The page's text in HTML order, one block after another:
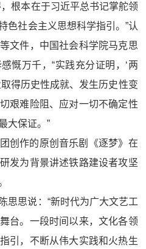
根本在于习近平总书记掌舵领
色社会主义思想科学指引。”认
文件，中国社会科学院马克思
慨万千，“实践充分证明，‘两
得历史性成就、发生历史性变
艰难险阻、应对一切不确定性
大保证。”
创作的原创音乐剧《逐梦》在
发为背景讲述铁路建设者攻坚
思思说：“新时代为广大文艺工
台。一段时间以来，文化各领
引，不断从伟大实践和火热生